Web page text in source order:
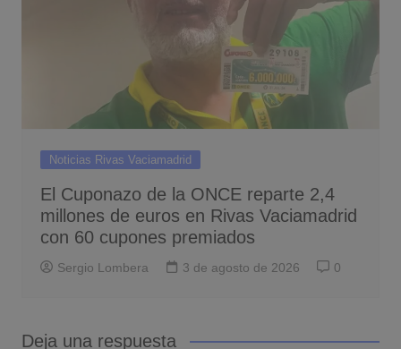
Noticias Rivas Vaciamadrid
El Cuponazo de la ONCE reparte 2,4
millones de euros en Rivas Vaciamadrid
con 60 cupones premiados
Sergio Lombera 3 de agosto de 2026 0
Deja una respuesta